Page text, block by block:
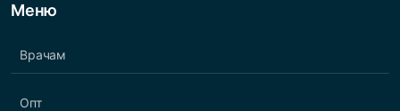
Меню
Врачам
Опт